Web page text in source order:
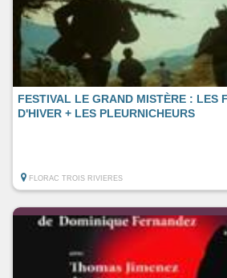
FESTIVAL LE GRAND MISTÈRE : LES
D'HIVER + LES PLEURNICHEURS
FLORAC TROIS RIVIERES